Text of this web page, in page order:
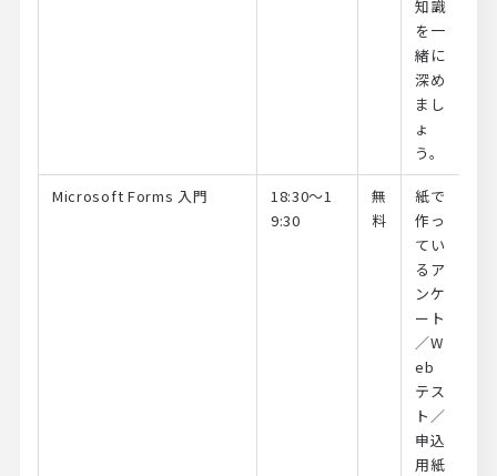
知識
を一
緒に
深め
まし
ょ
う。
Microsoft Forms 入門
18:30～1
9:30
無
料
紙で
作っ
てい
るア
ンケ
ート
／W
eb
テス
ト／
申込
用紙